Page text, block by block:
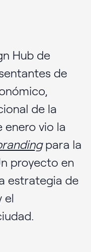
Hub de
de
de la
enero vio la
para la
proyecto en
estrategia de
el